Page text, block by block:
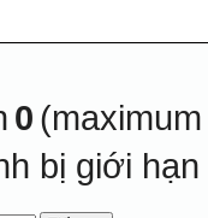
0
bị giới